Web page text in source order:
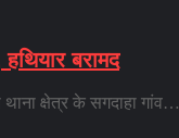
बरामद
क्षेत्र के सगदाहा गांव…